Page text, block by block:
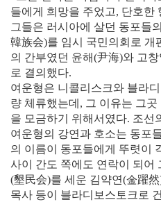
들에게 희망을 주었고, 단호한
그들은 러시아에 살던 동포들
韓族会)를 임시 국민의회로 개
의 간부였던 윤해(尹海)와 고창
로 결의했다.
여운형은 니콜리스크와 블라
량 체류했는데, 그 이유는 그
을 모금하기 위해서였다. 조선
여운형의 강연과 호소는 동포
의 이름이 동포들에게 뚜렷이
사이 간도 쪽에도 연락이 되어
(墾民会)를 세운 김약연(金躍
목사 등이 블라디보스토크로